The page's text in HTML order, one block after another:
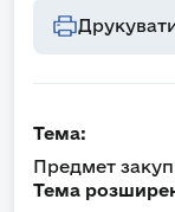
Тема:
Предмет
Тема